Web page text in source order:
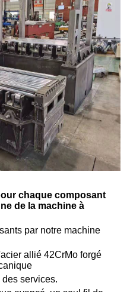
chaque composant
de la machine à
par notre machine
allié 42CrMo forgé
services.